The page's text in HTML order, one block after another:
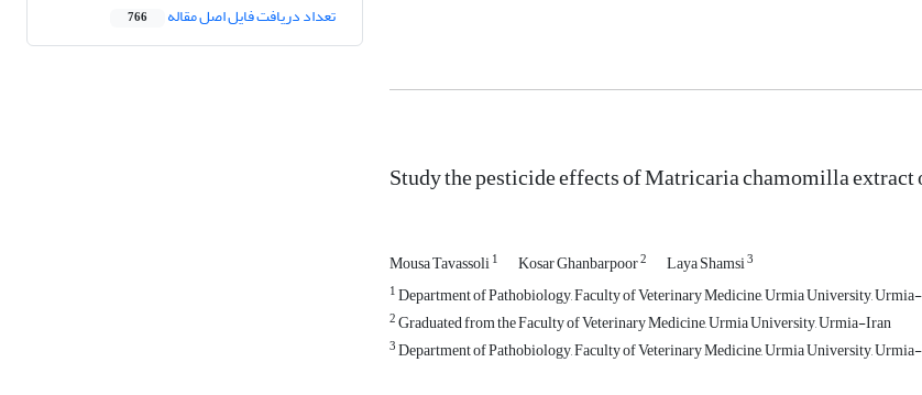
Study the pesticide effects of Matricaria chamomilla extract
Mousa Tavassoli1 Kosar Ghanbarpoor2 Laya Shamsi3
1Department of Pathobiology, Faculty of Veterinary Medicine, Urmia University,
2Graduated from the Faculty of Veterinary Medicine, Urmia University, Urmia-Iran
3Department of Pathobiology, Faculty of Veterinary Medicine, Urmia University,
تعداد دریافت فایل اصل مقاله 766